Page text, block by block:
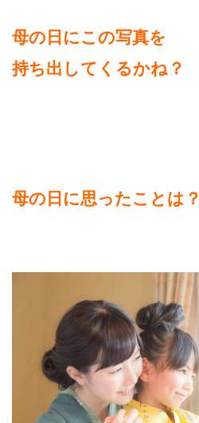
母の日にこの写真を
持ち出してくるかね？
母の日に思ったことは？